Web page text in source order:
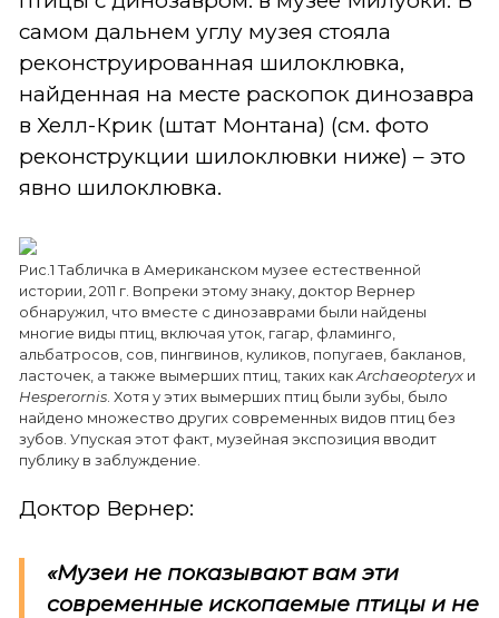
самом дальнем углу музея стояла
реконструированная шилоклювка,
найденная на месте раскопок динозавра
в Хелл-Крик (штат Монтана) (см. фото
реконструкции шилоклювки ниже) – это
явно шилоклювка.
Рис.1 Табличка в Американском музее естественной
истории, 2011 г. Вопреки этому знаку, доктор Вернер
обнаружил, что вместе с динозаврами были найдены
многие виды птиц, включая уток, гагар, фламинго,
альбатросов, сов, пингвинов, куликов, попугаев, бакланов,
ласточек, а также вымерших птиц, таких какArchaeopteryx и
Hesperornis . Хотя у этих вымерших птиц были зубы, было
найдено множество других современных видов птиц без
зубов. Упуская этот факт, музейная экспозиция вводит
публику в заблуждение.
Доктор Вернер:
«Музеи не показывают вам эти
современные ископаемые птицы и не